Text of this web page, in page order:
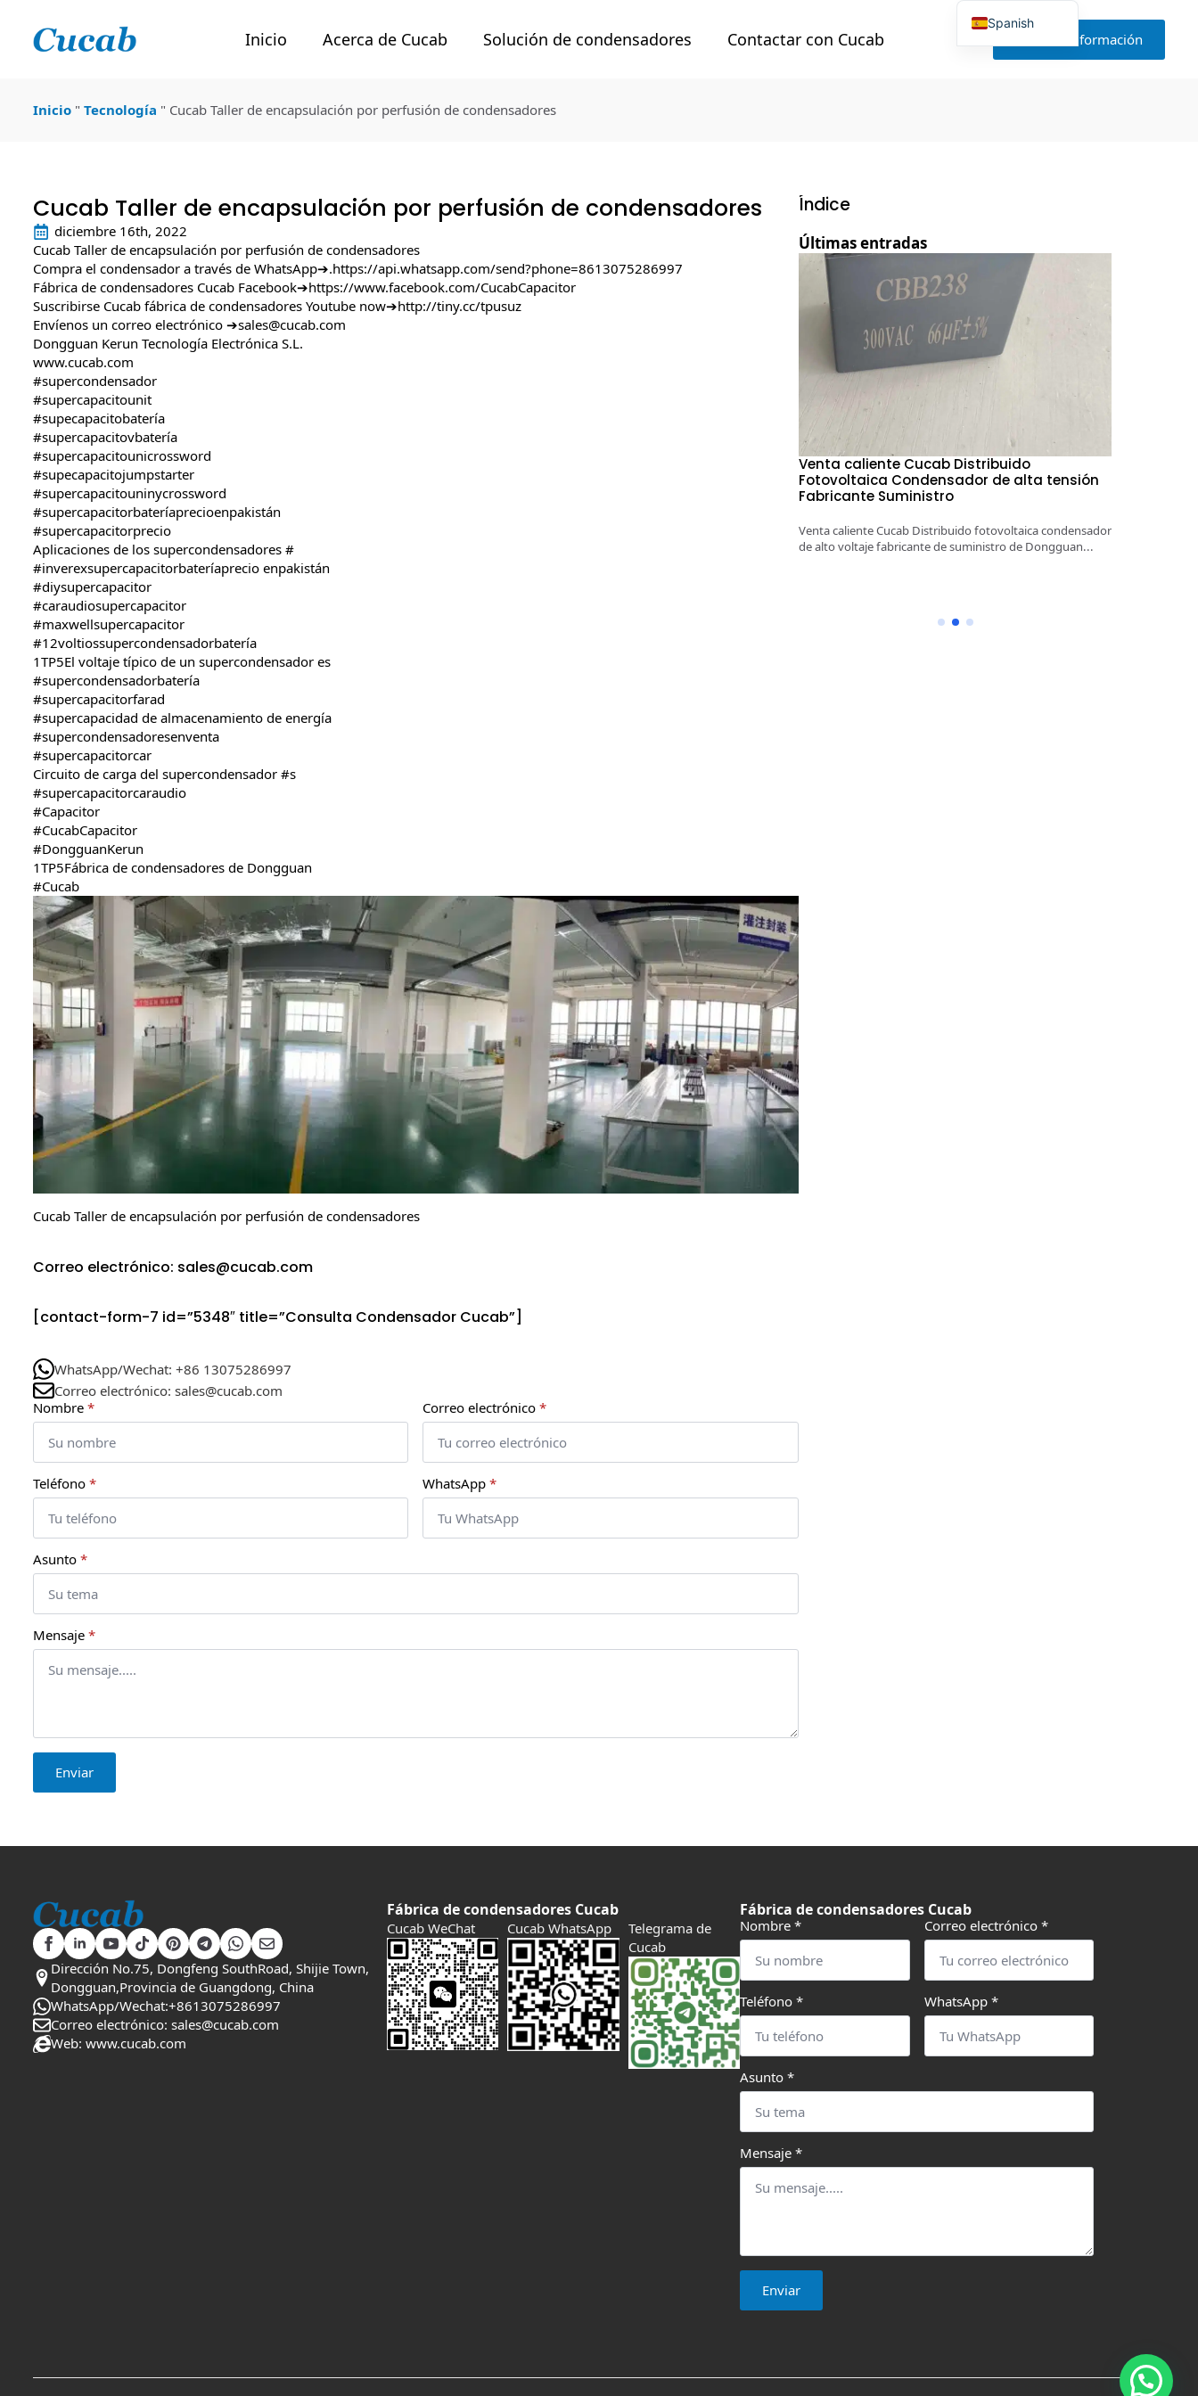
Inicio Acerca de Cucab Solución de condensadores Contactar con Cucab Solicitar información
Inicio " Tecnología " Cucab Taller de encapsulación por perfusión de condensadores
Cucab Taller de encapsulación por perfusión de condensadores
diciembre 16th, 2022
Cucab Taller de encapsulación por perfusión de condensadores
Compra el condensador a través de WhatsApp➔.https://api.whatsapp.com/send?phone=8613075286997
Fábrica de condensadores Cucab Facebook➔https://www.facebook.com/CucabCapacitor
Suscribirse Cucab fábrica de condensadores Youtube now➔http://tiny.cc/tpusuz
Envíenos un correo electrónico ➔sales@cucab.com
Dongguan Kerun Tecnología Electrónica S.L.
www.cucab.com
#supercondensador
#supercapacitounit
#supecapacitobatería
#supercapacitovbatería
#supercapacitounicrossword
#supecapacitojumpstarter
#supercapacitouninycrossword
#supercapacitorbateríaprecioenpakistán
#supercapacitorprecio
Aplicaciones de los supercondensadores #
#inverexsupercapacitorbateríaprecio enpakistán
#diysupercapacitor
#caraudiosupercapacitor
#maxwellsupercapacitor
#12voltiossupercondensadorbatería
1TP5El voltaje típico de un supercondensador es
#supercondensadorbatería
#supercapacitorfarad
#supercapacidad de almacenamiento de energía
#supercondensadoresenventa
#supercapacitorcar
Circuito de carga del supercondensador #s
#supercapacitorcaraudio
#Capacitor
#CucabCapacitor
#DongguanKerun
1TP5Fábrica de condensadores de Dongguan
#Cucab
Cucab Taller de encapsulación por perfusión de condensadores
Correo electrónico: sales@cucab.com
[contact-form-7 id=”5348″ title=”Consulta Condensador Cucab”]
WhatsApp/Wechat: +86 13075286997
Correo electrónico: sales@cucab.com
Nombre * Correo electrónico *
Teléfono * WhatsApp *
Asunto *
Mensaje *
Enviar
Índice
Últimas entradas
Venta caliente Cucab Distribuido
Fotovoltaica Condensador de alta tensión
Fabricante Suministro
Venta caliente Cucab Distribuido fotovoltaica condensador
de alto voltaje fabricante de suministro de Dongguan...
Dirección No.75, Dongfeng SouthRoad, Shijie Town,
Dongguan,Provincia de Guangdong, China
WhatsApp/Wechat:+8613075286997
Correo electrónico: sales@cucab.com
Web: www.cucab.com
Fábrica de condensadores Cucab
Cucab WeChat Cucab WhatsApp
Telegrama de
Cucab
Fábrica de condensadores Cucab
Nombre * Correo electrónico *
Teléfono * WhatsApp *
Asunto *
Mensaje *
Enviar
Spanish
English
Japanese